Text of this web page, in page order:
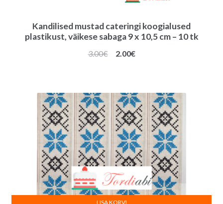
Kandilised mustad cateringi koogialused
plastikust, väikese sabaga 9 x 10,5 cm – 10 tk
3.00€
Algne
2.00€Praegune
LISA KORVI